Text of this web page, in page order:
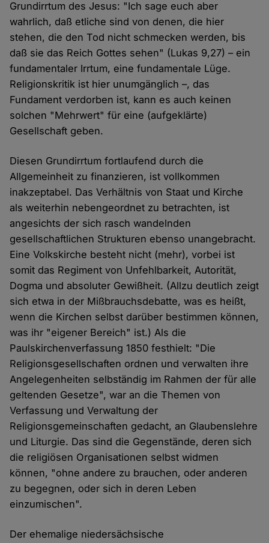
Grundirrtum des Jesus: "Ich sage euch aber
wahrlich, daß etliche sind von denen, die hier
stehen, die den Tod nicht schmecken werden, bis
daß sie das Reich Gottes sehen" (Lukas 9,27) – ein
fundamentaler Irrtum, eine fundamentale Lüge.
Religionskritik ist hier unumgänglich –, das
Fundament verdorben ist, kann es auch keinen
solchen "Mehrwert" für eine (aufgeklärte)
Gesellschaft geben.
Diesen Grundirrtum fortlaufend durch die
Allgemeinheit zu finanzieren, ist vollkommen
inakzeptabel. Das Verhältnis von Staat und Kirche
als weiterhin nebengeordnet zu betrachten, ist
angesichts der sich rasch wandelnden
gesellschaftlichen Strukturen ebenso unangebracht.
Eine Volkskirche besteht nicht (mehr), vorbei ist
somit das Regiment von Unfehlbarkeit, Autorität,
Dogma und absoluter Gewißheit. (Allzu deutlich zeigt
sich etwa in der Mißbrauchsdebatte, was es heißt,
wenn die Kirchen selbst darüber bestimmen können,
was ihr "eigener Bereich" ist.) Als die
Paulskirchenverfassung 1850 festhielt: "Die
Religionsgesellschaften ordnen und verwalten ihre
Angelegenheiten selbständig im Rahmen der für alle
geltenden Gesetze", war an die Themen von
Verfassung und Verwaltung der
Religionsgemeinschaften gedacht, an Glaubenslehre
und Liturgie. Das sind die Gegenstände, deren sich
die religiösen Organisationen selbst widmen
können, "ohne andere zu brauchen, oder anderen
zu begegnen, oder sich in deren Leben
einzumischen".
Der ehemalige niedersächsische